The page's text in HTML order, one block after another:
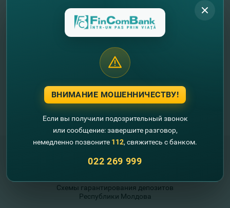
Другие новости
Схемы гарантирования депозитов
Республики Молдова
ВНИМАНИЕ МОШЕННИЧЕСТВУ!
Если вы получили подозрительный звонок
или сообщение: завершите разговор,
немедленно позвоните 112, свяжитесь с банком.
022 269 999